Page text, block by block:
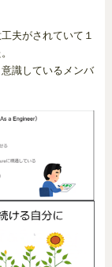
夫がされていて１
識しているメンバ